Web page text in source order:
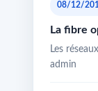
08/12/
La fibre
Les
admin